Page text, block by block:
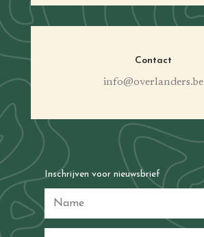
Contact
info@overlanders.be
Inschrijven voor nieuwsbrief